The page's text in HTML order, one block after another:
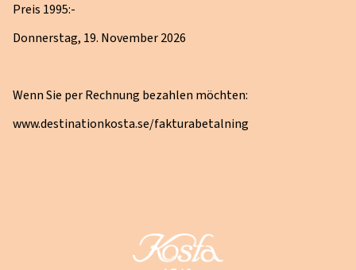
Preis 1995:-
Donnerstag, 19. November 2026
Wenn Sie per Rechnung bezahlen möchten:
www.destinationkosta.se/fakturabetalning